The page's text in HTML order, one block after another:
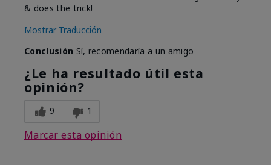
& does the trick!
Mostrar Traducción
Conclusión Sí, recomendaría a un amigo
¿Le ha resultado útil esta
opinión?
9 1
Marcar esta opinión